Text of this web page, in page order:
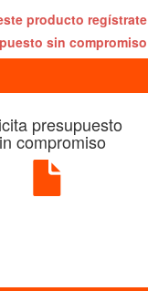
producto regístrate
sin compromiso
presupuesto
compromiso